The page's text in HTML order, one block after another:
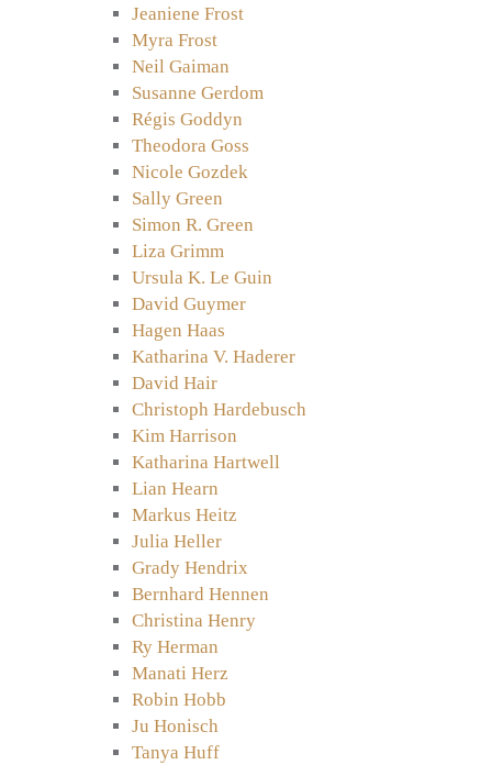
Jeaniene Frost
Myra Frost
Neil Gaiman
Susanne Gerdom
Régis Goddyn
Theodora Goss
Nicole Gozdek
Sally Green
Simon R. Green
Liza Grimm
Ursula K. Le Guin
David Guymer
Hagen Haas
Katharina V. Haderer
David Hair
Christoph Hardebusch
Kim Harrison
Katharina Hartwell
Lian Hearn
Markus Heitz
Julia Heller
Grady Hendrix
Bernhard Hennen
Christina Henry
Ry Herman
Manati Herz
Robin Hobb
Ju Honisch
Tanya Huff